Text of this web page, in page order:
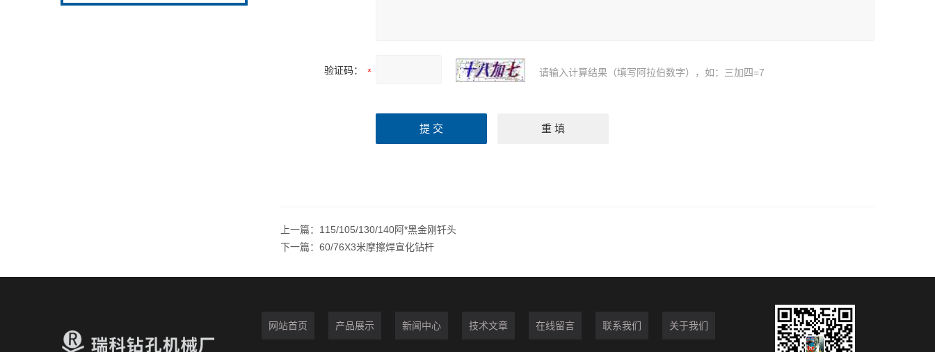
验证码： 请输入计算结果（填写阿拉伯数字），如：三加四=7
上一篇： 115/105/130/140阿*黑金刚钎头
下一篇： 60/76X3米摩擦焊宣化钻杆
网站首页 产品展示 新闻中心 技术文章 在线留言 联系我们 关于我们